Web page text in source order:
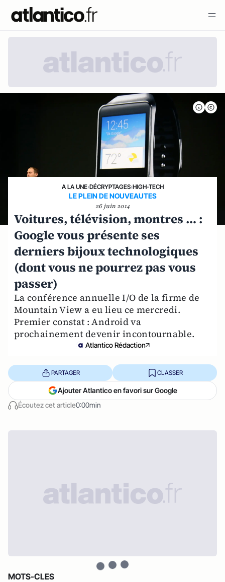
A LA UNE›DÉCRYPTAGES›HIGH-TECH
LE PLEIN DE NOUVEAUTES
26 juin 2014
Voitures, télévision, montres … :
Google vous présente ses
derniers bijoux technologiques
(dont vous ne pourrez pas vous
passer)
La conférence annuelle I/O de la firme de
Mountain View a eu lieu ce mercredi.
Premier constat : Android va
prochainement devenir incontournable.
Atlantico Rédaction
Écoutez cet article0:00min
PARTAGER CLASSER
Ajouter Atlantico en favori sur Google
MOTS-CLES